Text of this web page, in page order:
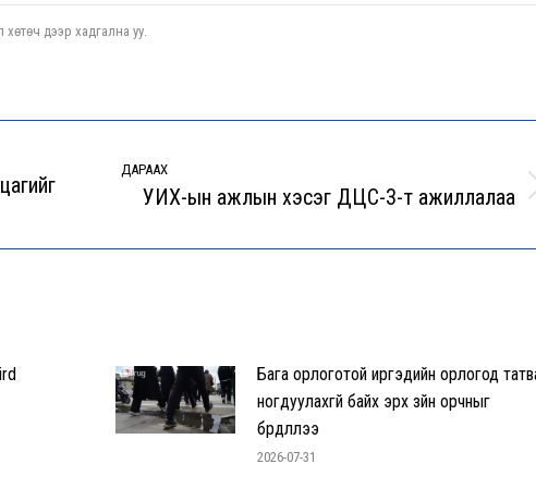
дээр хадгална уу.
ДАРААХ
NextУИХ-ын ажлын хэсэг ДЦС-3-т ажиллалаа
Бага орлоготой иргэдийн орлогод
ногдуулахгүй байх эрх зүйн орчныг
бүрдүүллээ
2026-07-31